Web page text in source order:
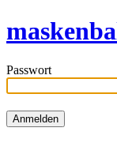
Passwort